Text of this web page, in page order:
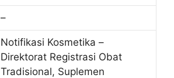
–
Notifikasi Kosmetika –
Direktorat Registrasi Obat
Tradisional, Suplemen